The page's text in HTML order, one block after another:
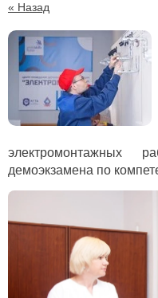
« Назад
электромонтажных
демоэкзамена по